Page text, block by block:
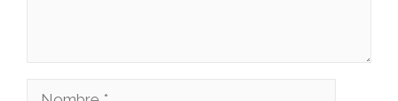
Nombre